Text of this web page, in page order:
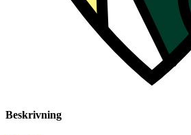
Beskrivning